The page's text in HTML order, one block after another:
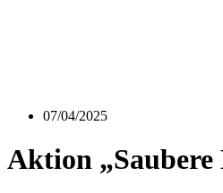
07/04/2025
Aktion „Saubere